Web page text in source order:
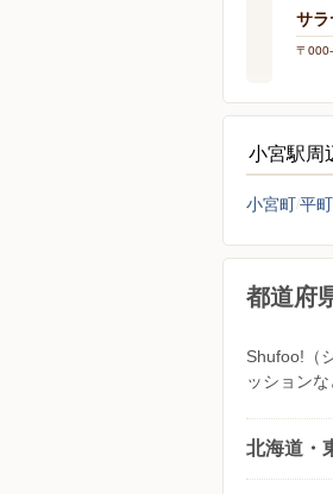
サラ
〒
小宮駅周
小宮町平町
都道府
Shufoo!（
ッション
北海道・